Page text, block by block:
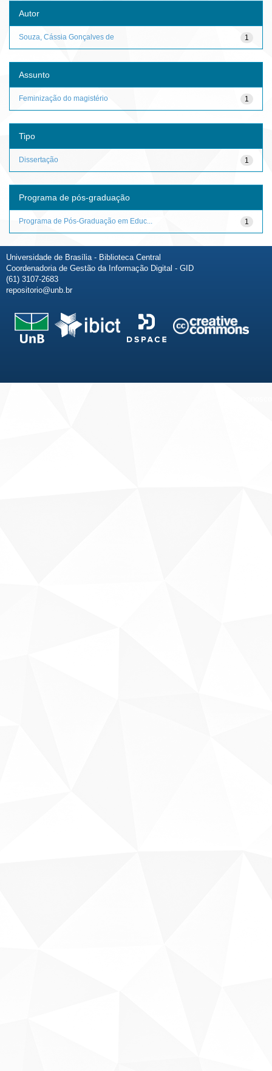
Autor
1
Souza, Cássia Gonçalves de
Assunto
1
Feminização do magistério
Tipo
1
Dissertação
Programa de pós-graduação
1
Programa de Pós-Graduação em Educ...
Universidade de Brasília - Biblioteca Central
Coordenadoria de Gestão da Informação Digital - GID
(61) 3107-2683
repositorio@unb.br